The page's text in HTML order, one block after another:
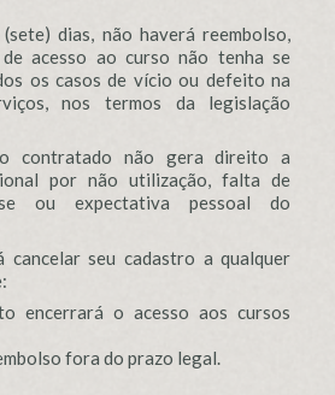
dias, não haverá reembolso,
acesso ao curso não tenha se
os casos de vício ou defeito na
nos termos da legislação
contratado não gera direito a
por não utilização, falta de
ou expectativa pessoal do
cancelar seu cadastro a qualquer
encerrará o acesso aos cursos
fora do prazo legal.